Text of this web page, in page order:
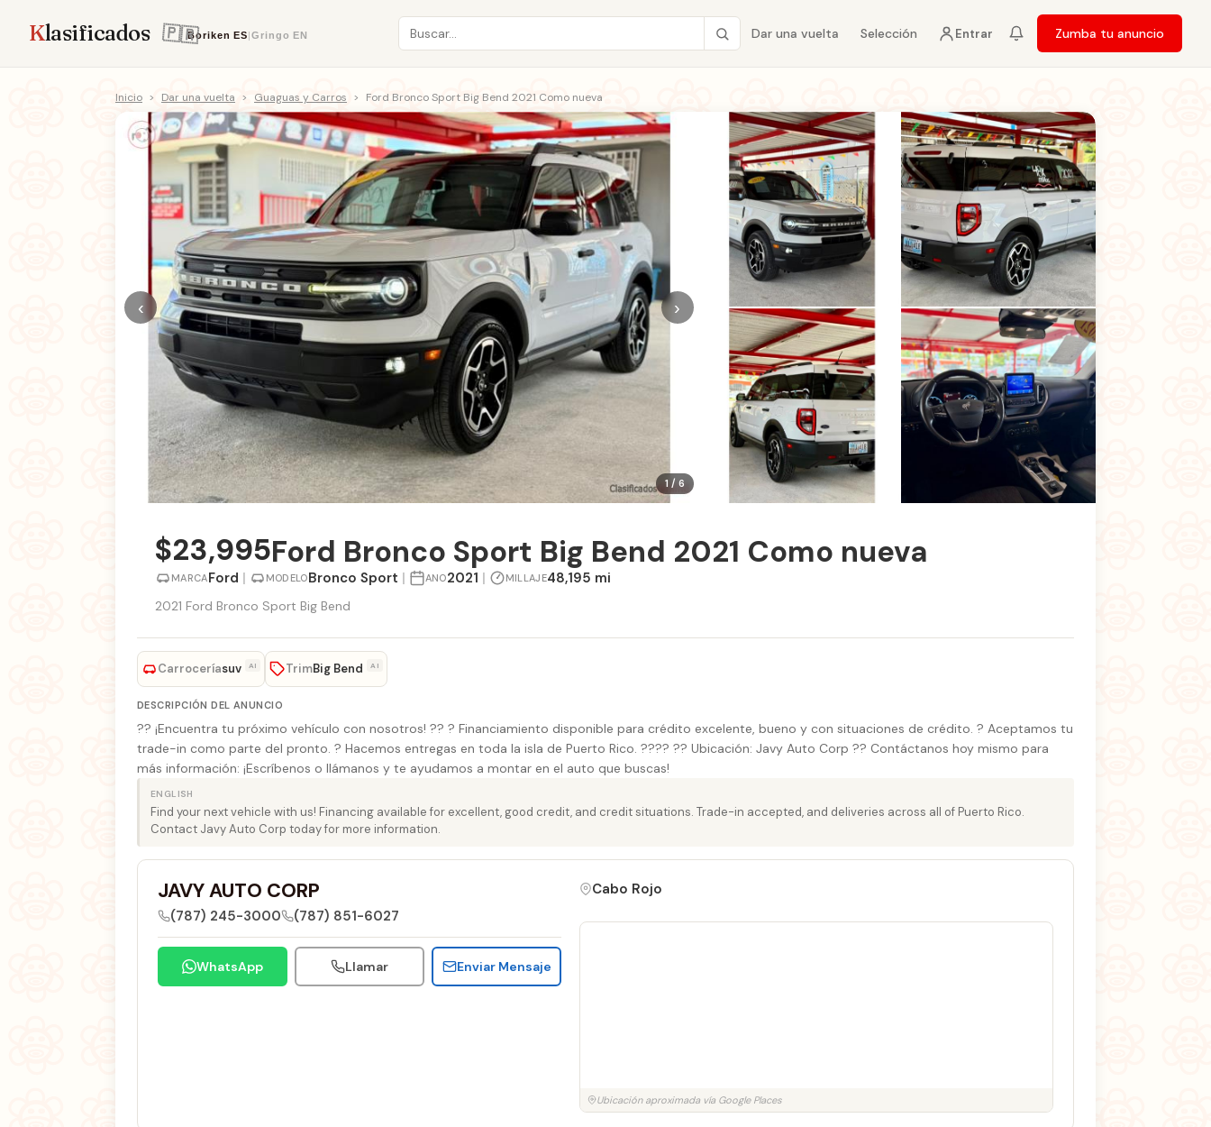
Klasificados Boriken ES|Gringo EN Dar una vuelta Selección Entrar Zumba tu anuncio
Inicio > Dar una vuelta > Guaguas y Carros > Ford Bronco Sport Big Bend 2021 Como nueva
1 / 6
‹ ›
$23,995Ford Bronco Sport Big Bend 2021 Como nueva
MARCAFord | MODELOBronco Sport | ANO2021 | MILLAJE48,195 mi
2021 Ford Bronco Sport Big Bend
Carroceríasuv AI TrimBig Bend AI
DESCRIPCIÓN DEL ANUNCIO
?? ¡Encuentra tu próximo vehículo con nosotros! ?? ? Financiamiento disponible para crédito excelente, bueno y con situaciones de crédito. ? Aceptamos tu
trade-in como parte del pronto. ? Hacemos entregas en toda la isla de Puerto Rico. ???? ?? Ubicación: Javy Auto Corp ?? Contáctanos hoy mismo para
más información: ¡Escríbenos o llámanos y te ayudamos a montar en el auto que buscas!
ENGLISH
Find your next vehicle with us! Financing available for excellent, good credit, and credit situations. Trade-in accepted, and deliveries across all of Puerto Rico.
Contact Javy Auto Corp today for more information.
JAVY AUTO CORP
(787) 245-3000 (787) 851-6027
WhatsApp Llamar Enviar Mensaje
Cabo Rojo
Ubicación aproximada vía Google Places